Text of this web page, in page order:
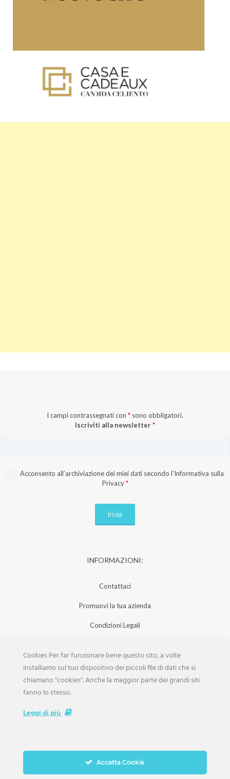
I campi contrassegnati con * sono obbligatori.
Iscriviti alla newsletter*
Acconsento all’archiviazione dei miei dati secondo l’Informativa sulla
Privacy *
INFORMAZIONI:
Contattaci
Promuovi la tua azienda
Condizioni Legali
Iscrizione Aziende
Scarica la Rivista
Cookies Per far funzionare bene questo sito, a volte
installiamo sul tuo dispositivo dei piccoli file di dati che si
chiamano "cookies". Anche la maggior parte dei grandi siti
fanno lo stesso.
Leggi di più
Accetta Cookie